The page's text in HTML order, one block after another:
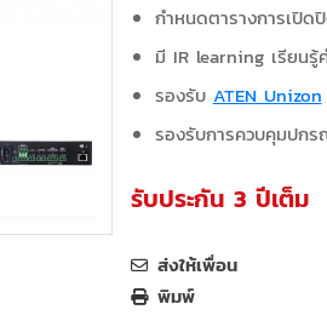
กำหนดตารางการเปิ
มี IR learning เรียนรู้
รองรับ ATEN Unizon
รองรับการควบคุมปก
รับประกัน 3 ปีเต็ม
ส่งให้เพื่อน
พิมพ์